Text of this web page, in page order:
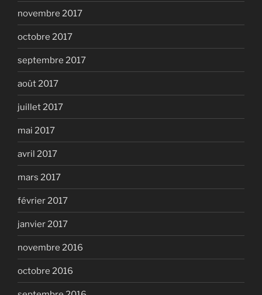
novembre 2017
octobre 2017
septembre 2017
août 2017
juillet 2017
mai 2017
avril 2017
mars 2017
février 2017
janvier 2017
novembre 2016
octobre 2016